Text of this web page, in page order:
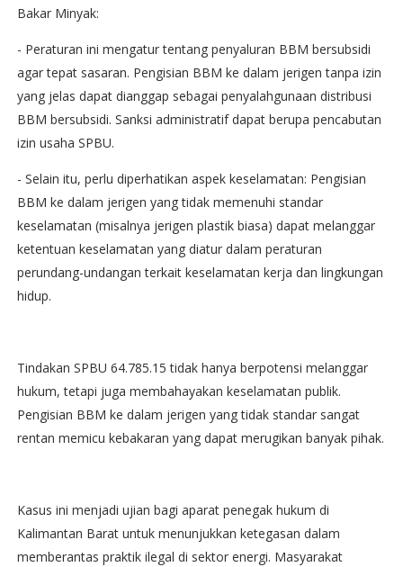
Bakar Minyak:
- Peraturan ini mengatur tentang penyaluran BBM bersubsidi
agar tepat sasaran. Pengisian BBM ke dalam jerigen tanpa izin
yang jelas dapat dianggap sebagai penyalahgunaan distribusi
BBM bersubsidi. Sanksi administratif dapat berupa pencabutan
izin usaha SPBU.
- Selain itu, perlu diperhatikan aspek keselamatan: Pengisian
BBM ke dalam jerigen yang tidak memenuhi standar
keselamatan (misalnya jerigen plastik biasa) dapat melanggar
ketentuan keselamatan yang diatur dalam peraturan
perundang-undangan terkait keselamatan kerja dan lingkungan
hidup.
Tindakan SPBU 64.785.15 tidak hanya berpotensi melanggar
hukum, tetapi juga membahayakan keselamatan publik.
Pengisian BBM ke dalam jerigen yang tidak standar sangat
rentan memicu kebakaran yang dapat merugikan banyak pihak.
Kasus ini menjadi ujian bagi aparat penegak hukum di
Kalimantan Barat untuk menunjukkan ketegasan dalam
memberantas praktik ilegal di sektor energi. Masyarakat